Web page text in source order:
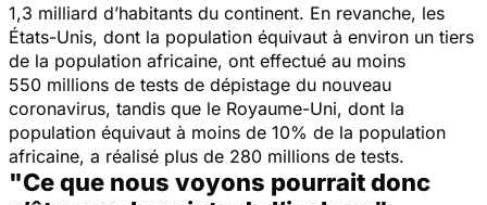
1,3 milliard d’habitants du continent. En revanche, les
États-Unis, dont la population équivaut à environ un tiers
de la population africaine, ont effectué au moins
550 millions de tests de dépistage du nouveau
coronavirus, tandis que le Royaume-Uni, dont la
population équivaut à moins de 10% de la population
africaine, a réalisé plus de 280 millions de tests.
"Ce que nous voyons pourrait donc